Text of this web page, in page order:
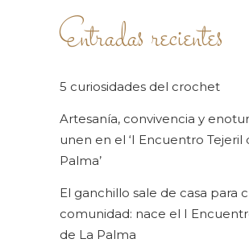
Entradas recientes
5 curiosidades del crochet
Artesanía, convivencia y
unen en el ‘I Encuentro Tejeril
Palma’
El ganchillo sale de casa para
comunidad: nace el I
de La Palma